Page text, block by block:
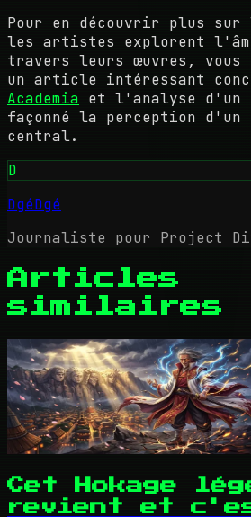
Pour en découvrir plus sur
les artistes explorent
travers leurs œuvres, vous
un article intéressant
Academia et l'analyse
façonné la perception d'un
central.
D
DgéDgé
Journaliste pour Project
Articles
similaires
Cet Hokage
revient et